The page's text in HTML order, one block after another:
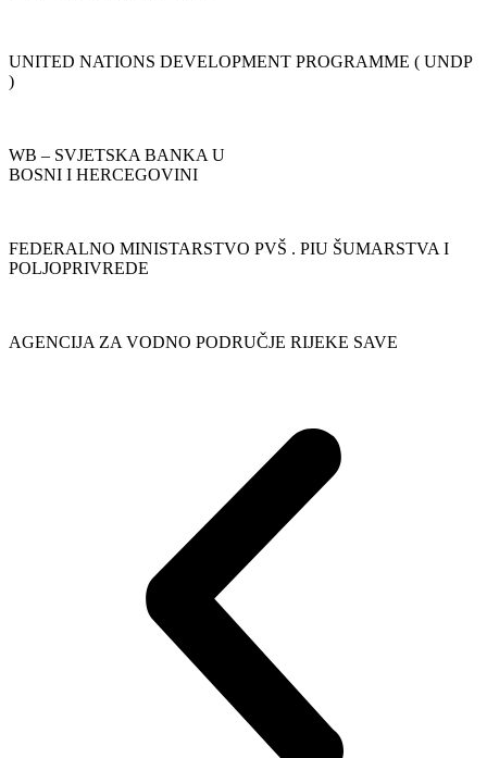
UNITED NATIONS DEVELOPMENT PROGRAMME ( UNDP
)
WB – SVJETSKA BANKA U
BOSNI I HERCEGOVINI
FEDERALNO MINISTARSTVO PVŠ . PIU ŠUMARSTVA I
POLJOPRIVREDE
AGENCIJA ZA VODNO PODRUČJE RIJEKE SAVE